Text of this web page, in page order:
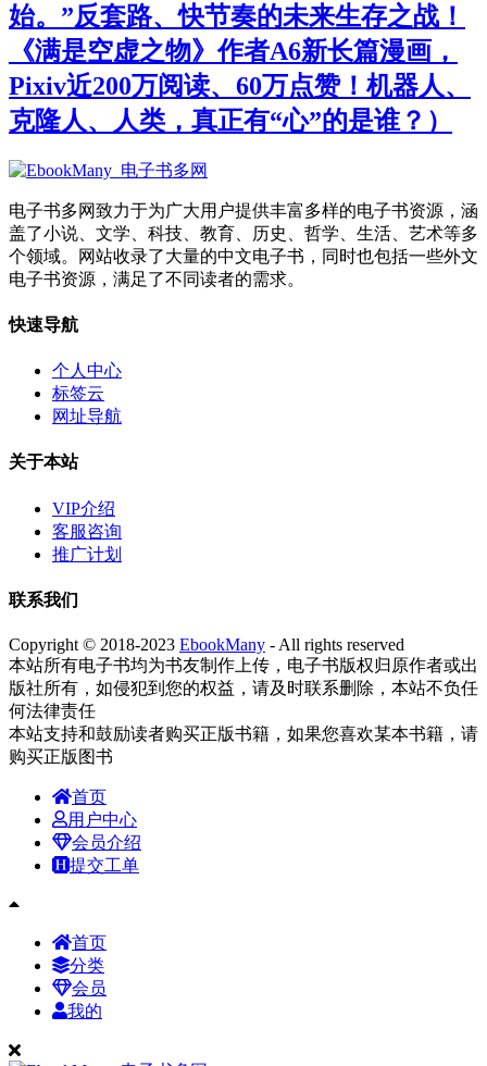
始。”反套路、快节奏的未来生存之战！
《满是空虚之物》作者A6新长篇漫画，
Pixiv近200万阅读、60万点赞！机器人、
克隆人、人类，真正有“心”的是谁？）
电子书多网致力于为广大用户提供丰富多样的电子书资源，涵
盖了小说、文学、科技、教育、历史、哲学、生活、艺术等多
个领域。网站收录了大量的中文电子书，同时也包括一些外文
电子书资源，满足了不同读者的需求。
快速导航
个人中心
标签云
网址导航
关于本站
VIP介绍
客服咨询
推广计划
联系我们
Copyright © 2018-2023 EbookMany - All rights reserved
本站所有电子书均为书友制作上传，电子书版权归原作者或出
版社所有，如侵犯到您的权益，请及时联系删除，本站不负任
何法律责任
本站支持和鼓励读者购买正版书籍，如果您喜欢某本书籍，请
购买正版图书
首页
用户中心
会员介绍
提交工单
首页
分类
会员
我的